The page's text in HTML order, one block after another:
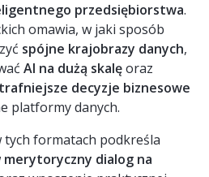
przedsiębiorstwa.
omawia, w jaki sposób
spójne krajobrazy danych,
AI na dużą skalęoraz
decyzje biznesowe
platformy danych.
tych formatach podkreśla
merytoryczny dialog na